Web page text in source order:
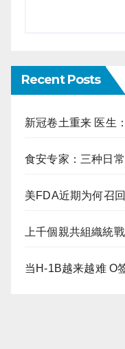
Recent Posts
新冠卷土重来 医生
食安专家：三种日
美FDA近期为何召
上千個親共組織統
当H-1B越来越难 O